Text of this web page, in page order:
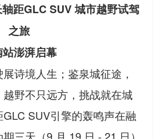
距GLC SUV 城市越野试驾
之旅
澎湃启幕
诗境人生；鉴泉城征途，
野不只远方，挑战就在城
SUV引擎的轰鸣声在融
三天（9 月 19 日 - 21 日）